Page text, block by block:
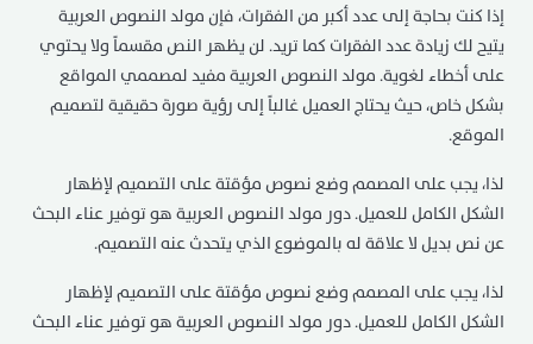
إذا كنت بحاجة إلى عدد أكبر من الفقرات، فإن مولد النصوص العربية
يتيح لك زيادة عدد الفقرات كما تريد. لن يظهر النص مقسماً ولا يحتوي
على أخطاء لغوية. مولد النصوص العربية مفيد لمصممي المواقع
بشكل خاص، حيث يحتاج العميل غالباً إلى رؤية صورة حقيقية لتصميم
الموقع.
لذا، يجب على المصمم وضع نصوص مؤقتة على التصميم لإظهار
الشكل الكامل للعميل. دور مولد النصوص العربية هو توفير عناء البحث
عن نص بديل لا علاقة له بالموضوع الذي يتحدث عنه التصميم.
لذا، يجب على المصمم وضع نصوص مؤقتة على التصميم لإظهار
الشكل الكامل للعميل. دور مولد النصوص العربية هو توفير عناء البحث